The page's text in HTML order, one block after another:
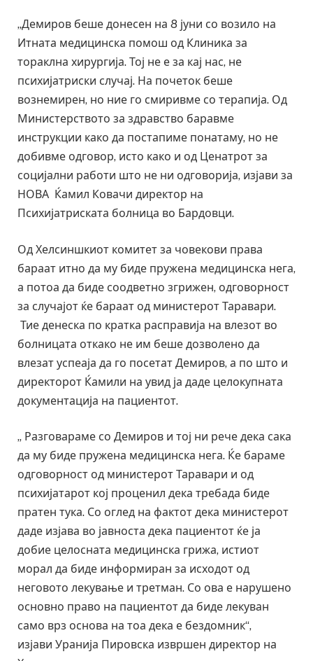
„Демиров беше донесен на 8 јуни со возило на
Итната медицинска помош од Клиника за
тораклна хирургија. Тој не е за кај нас, не
психијатриски случај. На почеток беше
вознемирен, но ние го смиривме со терапија. Од
Министерството за здравство баравме
инструкции како да постапиме понатаму, но не
добивме одговор, исто како и од Ценатрот за
социјални работи што не ни одговорија, изјави за
НОВА Ќамил Ковачи директор на
Психијатриската болница во Бардовци.
Од Хелсиншкиот комитет за човекови права
бараат итно да му биде пружена медицинска нега,
а потоа да биде соодветно згрижен, одговорност
за случајот ќе бараат од министерот Таравари.
Тие денеска по кратка расправија на влезот во
болницата откако не им беше дозволено да
влезат успеаја да го посетат Демиров, а по што и
директорот Ќамили на увид ја даде целокупната
документација на пациентот.
„ Разговараме со Демиров и тој ни рече дека сака
да му биде пружена медицинска нега. Ќе бараме
одговорност од министерот Таравари и од
психијатарот кој проценил дека требада биде
пратен тука. Со оглед на фактот дека министерот
даде изјава во јавноста дека пациентот ќе ја
добие целосната медицинска грижа, истиот
морал да биде информиран за исходот од
неговото лекување и третман. Со ова е нарушено
основно право на пациентот да биде лекуван
само врз основа на тоа дека е бездомник“,
изјави Уранија Пировска извршен директор на